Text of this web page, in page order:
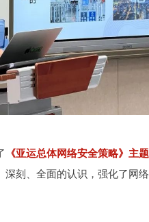
《亚运总体网络安全策略》主
刻、全面的认识，强化了网